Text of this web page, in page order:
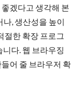
겠다고 생각해 본
, 생산성을 높이
절한 확장 프로그
다. 웹 브라우징
어 줄 브라우저 확